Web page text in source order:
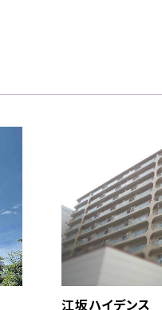
江坂ハイデンス